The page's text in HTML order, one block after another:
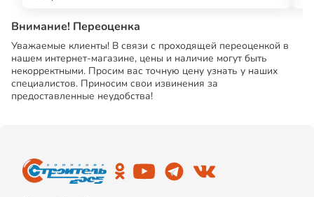
Внимание! Переоценка
Уважаемые клиенты! В связи с проходящей переоценкой в
нашем интернет-магазине, цены и наличие могут быть
некорректными. Просим вас точную цену узнать у наших
специалистов. Приносим свои извинения за
предоставленные неудобства!